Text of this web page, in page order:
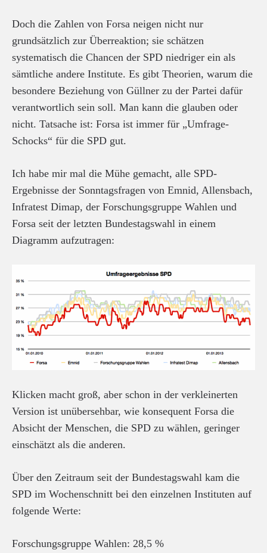
Doch die Zahlen von Forsa neigen nicht nur
grundsätzlich zur Überreaktion; sie schätzen
systematisch die Chancen der SPD niedriger ein als
sämtliche andere Institute. Es gibt Theorien, warum die
besondere Beziehung von Güllner zu der Partei dafür
verantwortlich sein soll. Man kann die glauben oder
nicht. Tatsache ist: Forsa ist immer für „Umfrage-
Schocks“ für die SPD gut.
Ich habe mir mal die Mühe gemacht, alle SPD-
Ergebnisse der Sonntagsfragen von Emnid, Allensbach,
Infratest Dimap, der Forschungsgruppe Wahlen und
Forsa seit der letzten Bundestagswahl in einem
Diagramm aufzutragen:
Klicken macht groß, aber schon in der verkleinerten
Version ist unübersehbar, wie konsequent Forsa die
Absicht der Menschen, die SPD zu wählen, geringer
einschätzt als die anderen.
Über den Zeitraum seit der Bundestagswahl kam die
SPD im Wochenschnitt bei den einzelnen Instituten auf
folgende Werte:
Forschungsgruppe Wahlen: 28,5 %